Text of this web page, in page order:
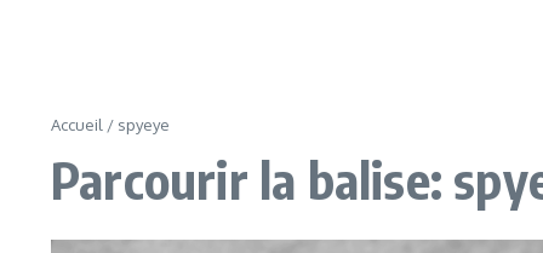
Accueil / spyeye
Parcourir la balise: